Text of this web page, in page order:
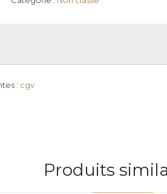
: cgv
Produits